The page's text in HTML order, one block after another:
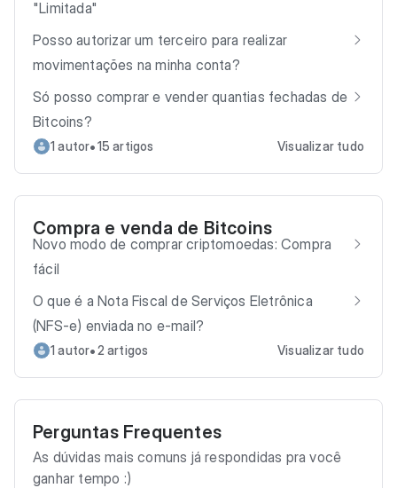
"Limitada"
Posso autorizar um terceiro para realizar
movimentações na minha conta?
Só posso comprar e vender quantias fechadas de
Bitcoins?
1 autor•15 artigos Visualizar tudo
Compra e venda de Bitcoins
Novo modo de comprar criptomoedas: Compra
fácil
O que é a Nota Fiscal de Serviços Eletrônica
(NFS-e) enviada no e-mail?
1 autor•2 artigos Visualizar tudo
Perguntas Frequentes
As dúvidas mais comuns já respondidas pra você
ganhar tempo :)